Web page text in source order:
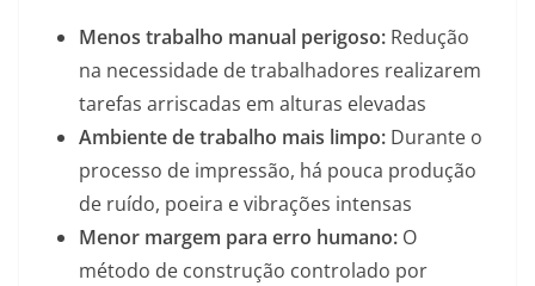
Menos trabalho manual perigoso: Redução
na necessidade de trabalhadores realizarem
tarefas arriscadas em alturas elevadas
Ambiente de trabalho mais limpo: Durante o
processo de impressão, há pouca produção
de ruído, poeira e vibrações intensas
Menor margem para erro humano: O
método de construção controlado por